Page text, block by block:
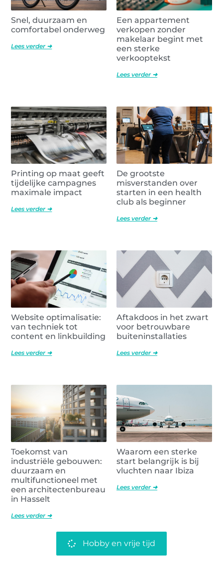
Snel, duurzaam en
comfortabel onderweg
Lees verder ➜
Een appartement
verkopen zonder
makelaar begint met
een sterke
verkooptekst
Lees verder ➜
Printing op maat geeft
tijdelijke campagnes
maximale impact
Lees verder ➜
De grootste
misverstanden over
starten in een health
club als beginner
Lees verder ➜
Website optimalisatie:
van techniek tot
content en linkbuilding
Lees verder ➜
Aftakdoos in het zwart
voor betrouwbare
buiteninstallaties
Lees verder ➜
Toekomst van
industriële gebouwen:
duurzaam en
multifunctioneel met
een architectenbureau
in Hasselt
Lees verder ➜
Waarom een sterke
start belangrijk is bij
vluchten naar Ibiza
Lees verder ➜
Hobby en vrije tijd